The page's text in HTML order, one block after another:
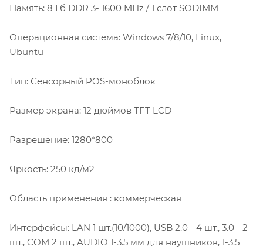
Память: 8 Гб DDR 3- 1600 MHz / 1 слот SODIMM
Операционная система: Windows 7/8/10, Linux,
Ubuntu
Тип: Сенсорный POS-моноблок
Размер экрана: 12 дюймов TFT LCD
Разрешение: 1280*800
Яркость: 250 кд/м2
Область применения : коммерческая
Интерфейсы: LAN 1 шт.(10/1000), USB 2.0 - 4 шт., 3.0 - 2
шт., COM 2 шт., AUDIO 1-3.5 мм для наушников, 1-3.5